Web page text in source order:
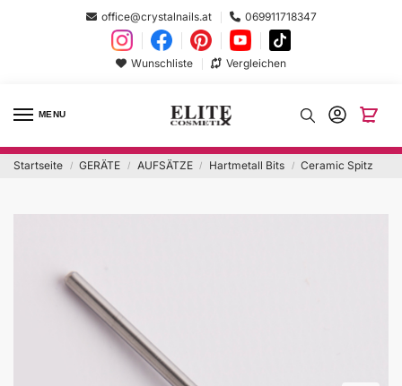
office@crystalnails.at 069911718347
Wunschliste Vergleichen
MENU
Startseite / GERÄTE / AUFSÄTZE / Hartmetall Bits / Ceramic Spitz